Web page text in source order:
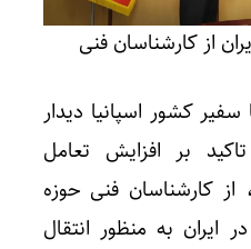
از کارشناسان فنی
سفیر کشور اسپانیا دیدار
بر افزایش تعامل
کارشناسان فنی حوزه
ایران به منظور انتقال